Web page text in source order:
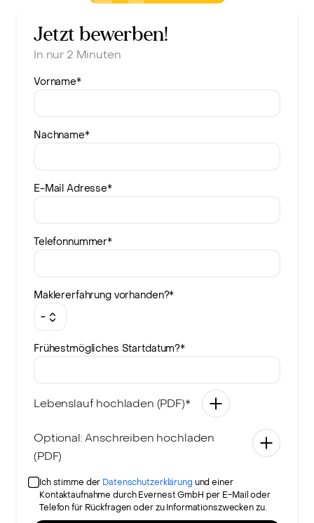
Jetzt bewerben!
In nur 2 Minuten
Vorname*
Nachname*
E-Mail Adresse*
Telefonnummer*
Maklererfahrung vorhanden?*
-
Frühestmögliches Startdatum?*
Lebenslauf hochladen (PDF)*
Optional: Anschreiben hochladen
(PDF)
Ich stimme der Datenschutzerklärung und einer
Kontaktaufnahme durch Evernest GmbH per E-Mail oder
Telefon für Rückfragen oder zu Informationszwecken zu.